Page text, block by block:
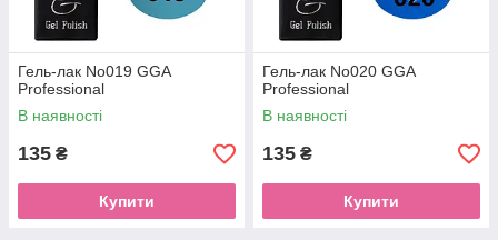
Гель-лак No019 GGA
Professional
В наявності
135 ₴
Купити
Гель-лак No020 GGA
Professional
В наявності
135 ₴
Купити